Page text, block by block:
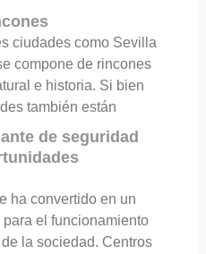
ciudades como Sevilla
compone de rincones
e historia. Si bien
también están
de seguridad
ha convertido en un
el funcionamiento
la sociedad. Centros